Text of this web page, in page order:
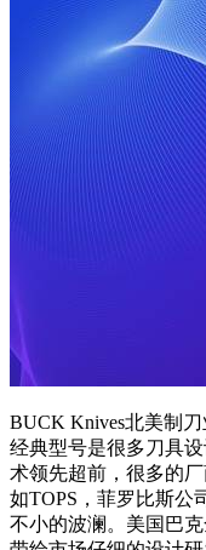
BUCK Knives北美制
经典型号是很多刀具
术领先超前，很多的
如TOPS，菲罗比斯公
不小的波澜。美国巴